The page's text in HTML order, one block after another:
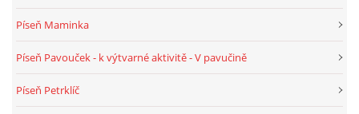
SVĚTOVÝ DEN VODY 22. BŘEZEN
Píseň Maminka
Píseň Pavouček - k výtvarné aktivitě - V pavučině
Píseň Petrklíč